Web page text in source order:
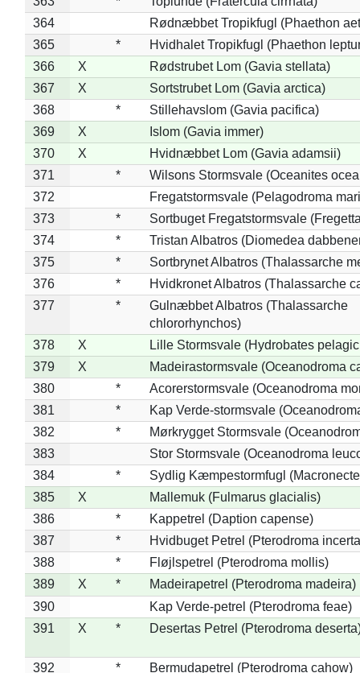
364
Rødnæbbet Tropikfugl (Phaethon
365
*
Hvidhalet Tropikfugl (Phaethon
366
X
Rødstrubet Lom (Gavia stellata)
367
X
Sortstrubet Lom (Gavia arctica)
368
*
Stillehavslom (Gavia pacifica)
369
X
Islom (Gavia immer)
370
X
Hvidnæbbet Lom (Gavia adamsii)
371
*
Wilsons Stormsvale (Oceanites
372
Fregatstormsvale (Pelagodroma
373
*
Sortbuget Fregatstormsvale
374
*
Tristan Albatros (Diomedea
375
*
Sortbrynet Albatros (Thalassarche
376
*
Hvidkronet Albatros (Thalassarche
377
*
Gulnæbbet Albatros (Thalassarche
chlororhynchos)
378
X
Lille Stormsvale (Hydrobates
379
X
Madeirastormsvale (Oceanodroma
380
*
Acorerstormsvale (Oceanodroma
381
*
Kap Verde-stormsvale
382
*
Mørkrygget Stormsvale
383
Stor Stormsvale (Oceanodroma
384
*
Sydlig Kæmpestormfugl
385
X
Mallemuk (Fulmarus glacialis)
386
*
Kappetrel (Daption capense)
387
*
Hvidbuget Petrel (Pterodroma
388
*
Fløjlspetrel (Pterodroma mollis)
389
X *
Madeirapetrel (Pterodroma madeira)
390
Kap Verde-petrel (Pterodroma feae)
391
X * Desertas Petrel (Pterodroma
392 *
Bermudapetrel (Pterodroma cahow)